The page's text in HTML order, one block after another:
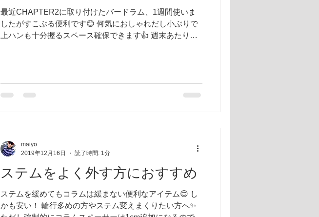
最近CHAPTER2に取り付けたバードラム、1週間使いま
したがすこぶる便利です😊 何気におしゃれだし小ぶりで
上ハンも十分握るスペース確保できます👍 週末あたりに4
ステムをよく外す方におすすめ
ステムを緩めてもコラムは緩まない便利なアイテム😊 し
かも安い！ 輪行多めの方やステム変えまくりたい方へ✨
maiyo
2019年12月16日
読了時間: 1分